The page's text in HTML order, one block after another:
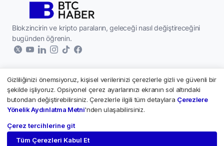
Blokzincirin ve kripto paraların, geleceği nasıl değiştireceğini
bugünden öğrenin.
Kurumsal
Hakkımızda
Künye
Kripto Paralar
Paribu - Piyasalar
Paribu Custody
2026 © Tüm hakları saklıdır.
Gizliliğinizi önemsiyoruz, kişisel verilerinizi çerezlerle gizli ve güvenli bir
şekilde işliyoruz. Opsiyonel çerez ayarlarınızı ekranın sol altındaki
butondan değiştirebilirsiniz. Çerezlerle ilgili tüm detaylara Çerezlere
Yönelik Aydınlatma Metni'nden ulaşabilirsiniz.
Çerez tercihlerine git
Tüm Çerezleri Kabul Et